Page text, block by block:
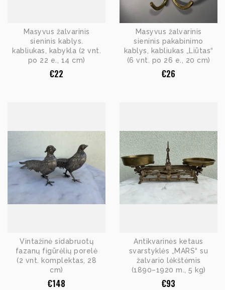
Masyvus žalvarinis
sieninis kablys.
kabliukas, kabykla (2 vnt.
po 22 e., 14 cm)
€22
Masyvus žalvarinis
sieninis pakabinimo
kablys, kabliukas „Liūtas“
(6 vnt. po 26 e., 20 cm)
€26
Vintažinė sidabruotų
fazanų figūrėlių porelė
(2 vnt. komplektas, 28
cm)
€148
Antikvarinės ketaus
svarstyklės „MARS“ su
žalvario lėkštėmis
(1890–1920 m., 5 kg)
€93